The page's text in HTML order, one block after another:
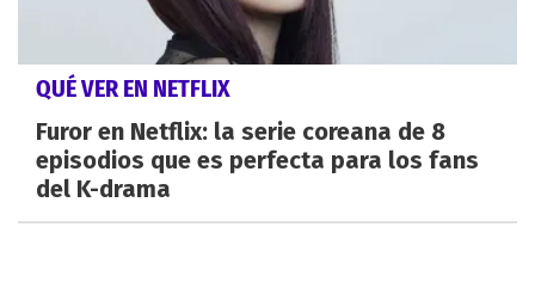
QUÉ VER EN NETFLIX
Furor en Netflix: la serie coreana de 8
episodios que es perfecta para los fans
del K-drama